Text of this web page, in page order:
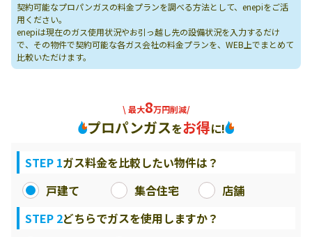
契約可能なプロパンガスの料金プランを調べる方法として、enepiをご活
用ください。
enepiは現在のガス使用状況やお引っ越し先の設備状況を入力するだけ
で、その物件で契約可能な各ガス会社の料金プランを、WEB上でまとめて
比較いただけます。
\ 最大8万円削減/
プロパンガスをお得に!
STEP 1ガス料金を比較したい物件は？
戸建て
集合住宅
店舗
STEP 2どちらでガスを使用しますか？